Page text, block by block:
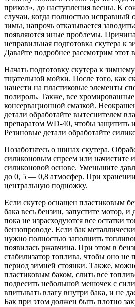
прикол», до наступления весны. К
случаи, когда полностью исправный
зимы, напрочь отказывается
появляются иные проблемы.
неправильная подготовка скутера к
Давайте подробнее рассмотрим этот
Начать подготовку скутера к
тщательной мойки. После того, как
нанести на пластиковые элементы
полироль. Также, все
консервационной смазкой.
детали обработайте вытеснителем
препаратом WD-40, чтобы защитить
Резиновые детали обработайте
Позаботьтесь о шинах скутера.
силиконовым спреем или начистите
силиконовой основе. Уменьшите
до 0, 5 — 0,8 атмосфер. При хранении
центральную подножку.
Если скутер оснащен пластиковым
бака весь бензин, запустите мотор, и
пока не израсходуются все остатки
бензопроводе. Если бак
нужно полностью заполнить
появилась ржавчина. При этом в
стабилизатор топлива, чтобы оно не
период зимней стоянки. Также,
пластиковым баком, слить все
подвесить небольшой мешочек с
впитывать влагу внутри бака, и не
Бак при этом должен быть плотно